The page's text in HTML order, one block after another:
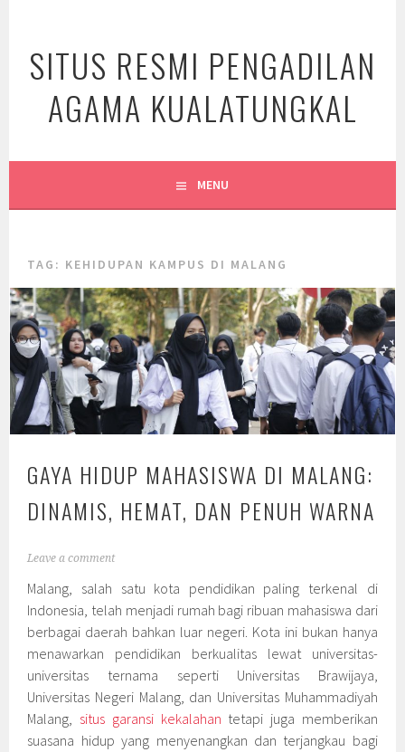
content
SITUS RESMI PENGADILAN
AGAMA KUALATUNGKAL
MENU
TAG: KEHIDUPAN KAMPUS DI MALANG
GAYA HIDUP MAHASISWA DI MALANG:
DINAMIS, HEMAT, DAN PENUH WARNA
Leave a comment
Malang, salah satu kota pendidikan paling terkenal di
Indonesia, telah menjadi rumah bagi ribuan mahasiswa dari
berbagai daerah bahkan luar negeri. Kota ini bukan hanya
menawarkan pendidikan berkualitas lewat universitas-
universitas ternama seperti Universitas Brawijaya,
Universitas Negeri Malang, dan Universitas Muhammadiyah
Malang, situs garansi kekalahan tetapi juga memberikan
suasana hidup yang menyenangkan dan terjangkau bagi